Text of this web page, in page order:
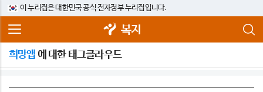
이 누리집은 대한민국 공식 전자정부 누리집입니다.
복지
희망앱 에 대한 태그클라우드